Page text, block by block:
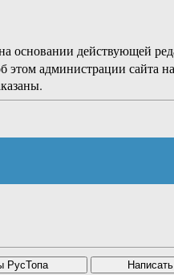
основании действующей
этом администрации сайта